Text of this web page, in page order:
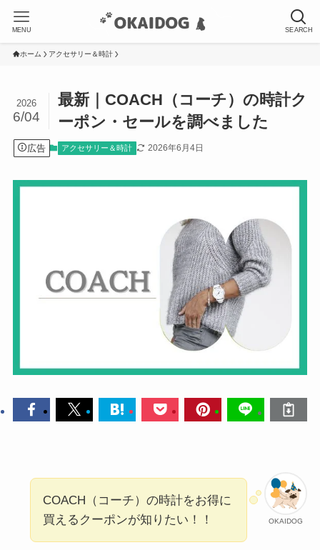
SEARCH
MENU
ホーム アクセサリー＆時計
最新｜COACH（コーチ）の時計ク
ーポン・セールを調べました
2026
6/04
広告 アクセサリー＆時計 2026年6月4日
OKAIDOG
COACH（コーチ）の時計をお得に
買えるクーポンが知りたい！！